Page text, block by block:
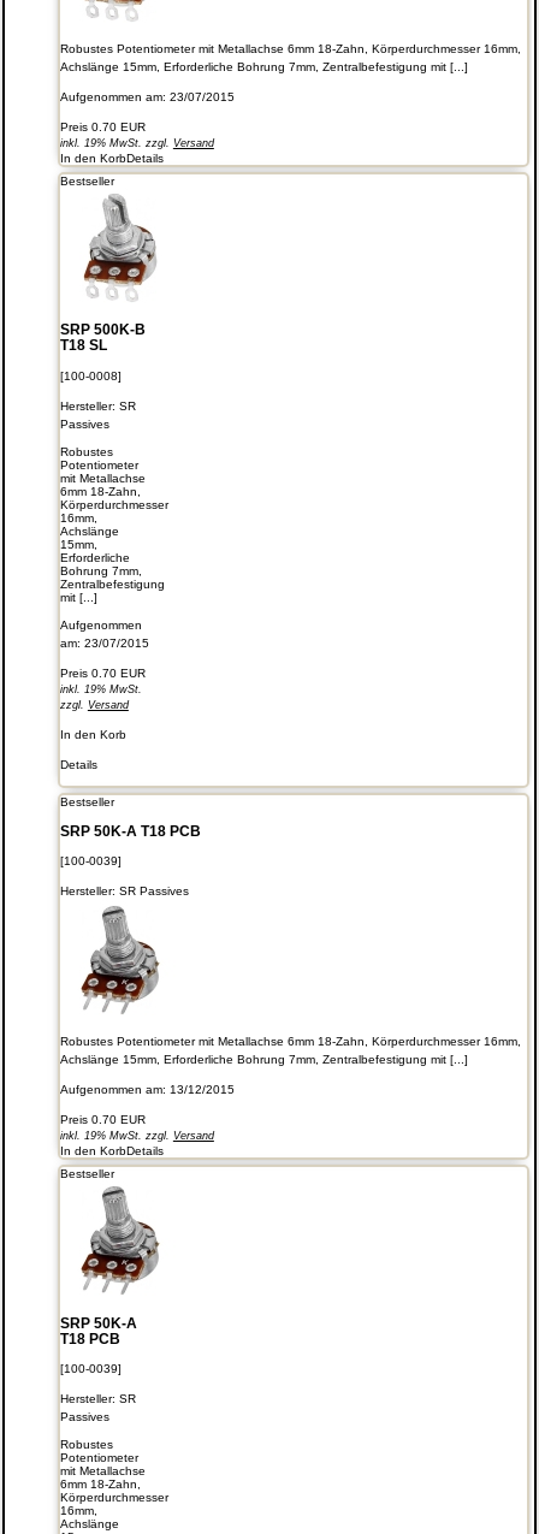
Robustes Potentiometer mit Metallachse 6mm 18-Zahn, Körperdurchmesser 16mm,
Achslänge 15mm, Erforderliche Bohrung 7mm, Zentralbefestigung mit [...]
Aufgenommen am: 23/07/2015
Preis 0.70 EUR
inkl. 19% MwSt. zzgl. Versand
In den KorbDetails
Bestseller
SRP 500K-B
T18 SL
[100-0008]
Hersteller: SR
Passives
Robustes
Potentiometer
mit Metallachse
6mm 18-Zahn,
Körperdurchmesser
16mm,
Achslänge
15mm,
Erforderliche
Bohrung 7mm,
Zentralbefestigung
mit [...]
Aufgenommen
am: 23/07/2015
Preis 0.70 EUR
inkl. 19% MwSt.
zzgl. Versand
In den Korb
Details
Bestseller
SRP 50K-A T18 PCB
[100-0039]
Hersteller: SR Passives
Robustes Potentiometer mit Metallachse 6mm 18-Zahn, Körperdurchmesser 16mm,
Achslänge 15mm, Erforderliche Bohrung 7mm, Zentralbefestigung mit [...]
Aufgenommen am: 13/12/2015
Preis 0.70 EUR
inkl. 19% MwSt. zzgl. Versand
In den KorbDetails
Bestseller
SRP 50K-A
T18 PCB
[100-0039]
Hersteller: SR
Passives
Robustes
Potentiometer
mit Metallachse
6mm 18-Zahn,
Körperdurchmesser
16mm,
Achslänge